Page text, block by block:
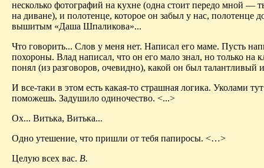
несколько фотографий на кухне (одна стоит передо мной —
на диване), и полотенце, которое он забыл у нас, полотенце
вышитым «Даша Шпаликова»...
Что говорить... Слов у меня нет. Написал его маме. Пусть
похороны. Влад написал, что он его мало знал, но только на
понял (из разговоров, очевидно), какой он был талантливый
И все-таки в этом есть какая-то страшная логика. Уколами
поможешь. Задушило одиночество. <...>
Ох... Витька, Витька...
Одно утешение, что пришли от тебя папиросы. <…>
Целую всех вас. В.